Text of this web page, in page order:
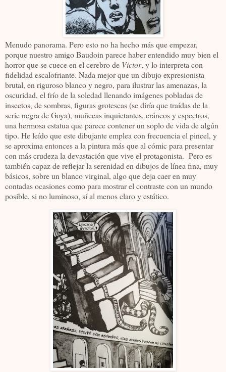
Menudo panorama. Pero esto no ha hecho más que empezar,
porque nuestro amigo Baudoin parece haber entendido muy bien el
horror que se cuece en el cerebro de Victor, y lo interpreta con
fidelidad escalofriante. Nada mejor que un dibujo expresionista
brutal, en riguroso blanco y negro, para ilustrar las amenazas, la
oscuridad, el frío de la soledad llenando imágenes pobladas de
insectos, de sombras, figuras grotescas (se diría que traídas de la
serie negra de Goya), muñecas inquietantes, cráneos y espectros,
una hermosa estatua que parece contener un soplo de vida de algún
tipo. He leído que este dibujante emplea con frecuencia el pincel, y
se aproxima entonces a la pintura más que al cómic para presentar
con más crudeza la devastación que vive el protagonista. Pero es
también capaz de reflejar la serenidad en dibujos de línea fina, muy
básicos, sobre un blanco virginal, algo que deja caer en muy
contadas ocasiones como para mostrar el contraste con un mundo
posible, si no luminoso, sí al menos claro y estático.